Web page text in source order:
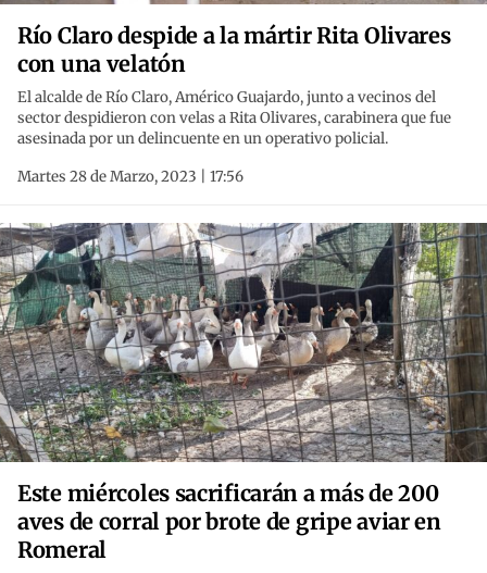
Río Claro despide a la mártir Rita Olivares
con una velatón
El alcalde de Río Claro, Américo Guajardo, junto a vecinos del
sector despidieron con velas a Rita Olivares, carabinera que fue
asesinada por un delincuente en un operativo policial.
Martes 28 de Marzo, 2023 | 17:56
Este miércoles sacrificarán a más de 200
aves de corral por brote de gripe aviar en
Romeral